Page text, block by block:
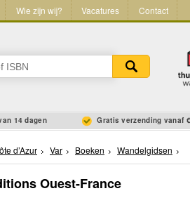
Wie zijn wij? Vacatures Contact
14 dagen Gratis verzending vanaf
d’Azur Var Boeken Wandelgidsen
Ouest-France